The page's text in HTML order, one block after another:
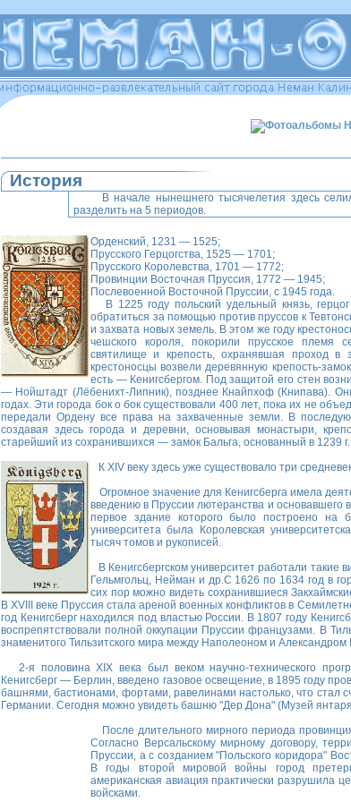
История
В начале нынешнего тысячелетия здесь
разделить на 5 периодов.
Орденский, 1231 — 1525;
Прусского Герцогства, 1525 — 1701;
Прусского Королевства, 1701 — 1772;
Провинции Восточная Пруссия, 1772 — 1945;
Послевоенной Восточной Пруссии, с 1945 года.
В 1225 году польский удельный князь,
обратиться за помощью против пруссов к
и захвата новых земель. В этом же году
чешского короля, покорили прусское племя
святилище и крепость, охранявшая проход в
крестоносцы возвели деревянную крепость-
есть — Кенигсбергом. Под защитой его стен
— Нойштадт (Лёбенихт-Липник), позднее Кнайпхоф (Книпава).
годах. Эти города бок о бок существовали 400 лет, пока их не
передали Ордену все права на захваченные земли. В
создавая здесь города и деревни, основывая монастыри,
старейший из сохранившихся — замок Бальга, основанный в 1239 г.
К XIV веку здесь уже существовало три
Огромное значение для Кенигсберга имела
введению в Пруссии лютеранства и основавшего
первое здание которого было построено на
университета была Королевская
тысяч томов и рукописей.
В Кенигсбергском университет работали такие
Гельмгольц, Нейман и др.С 1626 по 1634 год в
сих пор можно видеть сохранившиеся
В XVIII веке Пруссия стала ареной военных конфликтов в
год Кенигсберг находился под властью России. В 1807 году
воспрепятствовали полной оккупации Пруссии французами. В
знаменитого Тильзитского мира между Наполеоном и Александром I
2-я половина XIX века был веком научно-технического
Кенигсберг — Берлин, введено газовое освещение, в 1895 году
башнями, бастионами, фортами, равелинами настолько, что стал
Германии. Сегодня можно увидеть башню "Дер Дона" (Музей
После длительного мирного периода
Согласно Версальскому мирному договору,
Пруссии, а с созданием "Польского коридора"
В годы второй мировой войны город
американская авиация практически разрушила
войсками.